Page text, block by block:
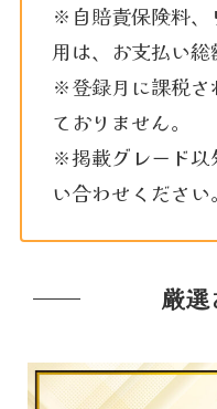
※自賠責保険料、
用は、お支払い総
※登録月に課税さ
ておりません。
※掲載グレード以
い合わせください。
厳